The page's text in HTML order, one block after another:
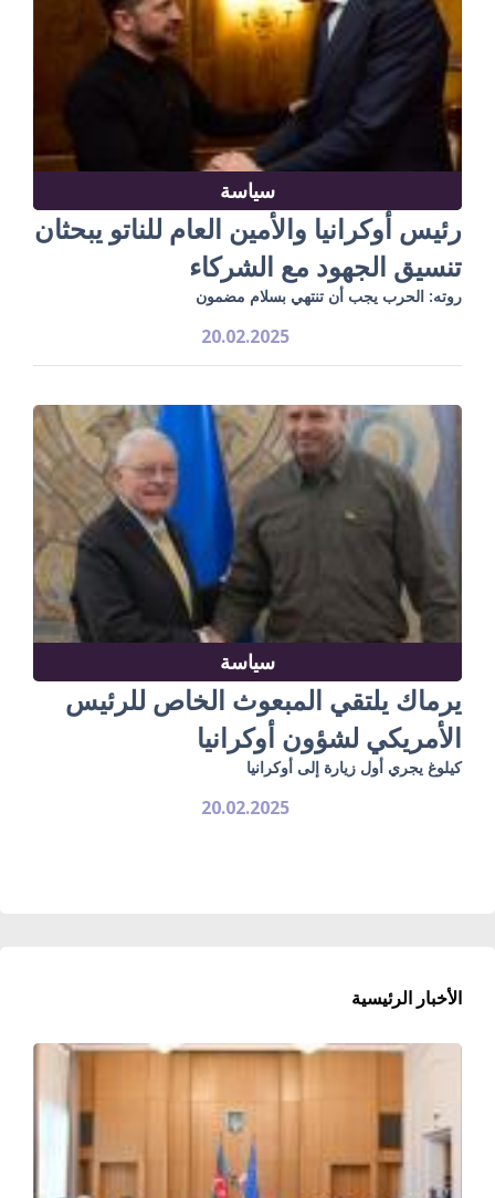
سياسة
رئيس أوكرانيا والأمين العام للناتو يبحثان
تنسيق الجهود مع الشركاء
روته: الحرب يجب أن تنتهي بسلام مضمون
20.02.2025
سياسة
يرماك يلتقي المبعوث الخاص للرئيس
الأمريكي لشؤون أوكرانيا
كيلوغ يجري أول زيارة إلى أوكرانيا
20.02.2025
الأخبار الرئيسية